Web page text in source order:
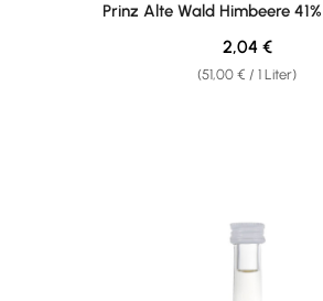
Prinz Alte Wald Himbeere
(51,00 € / 1 Liter)
Regulärer
2,04 €